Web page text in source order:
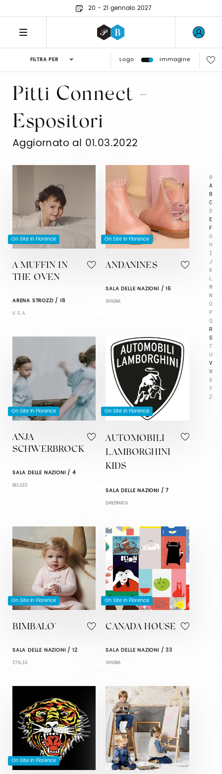
20 - 21 gennaio 2027
FILTRA PER Logo Immagine
0
A
B
C
D
E
F
G
H
I
J
K
L
M
N
O
P
Q
R
S
T
U
V
W
X
Y
Z
Pitti Connect -
Espositori
Aggiornato al 01.03.2022
On Site In Florence
A MUFFIN IN
THE OVEN
ARENA STROZZI / 16
U.S.A.
On Site In Florence
ANDANINES
SALA DELLE NAZIONI / 16
SPAGNA
On Site In Florence
ANJA
SCHWERBROCK
SALA DELLE NAZIONI / 4
BELGIO
On Site In Florence
AUTOMOBILI
LAMBORGHINI
KIDS
SALA DELLE NAZIONI / 7
DANIMARCA
On Site In Florence
BIMBALO'
SALA DELLE NAZIONI / 12
ITALIA
On Site In Florence
CANADA HOUSE
SALA DELLE NAZIONI / 33
SPAGNA
On Site In Florence